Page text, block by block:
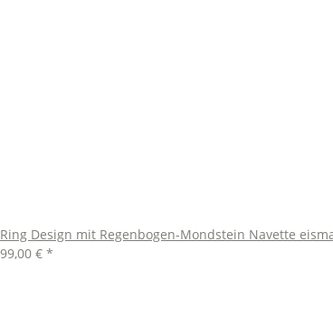
Ring Design mit Regenbogen-Mondstein Navette
99,00 € *